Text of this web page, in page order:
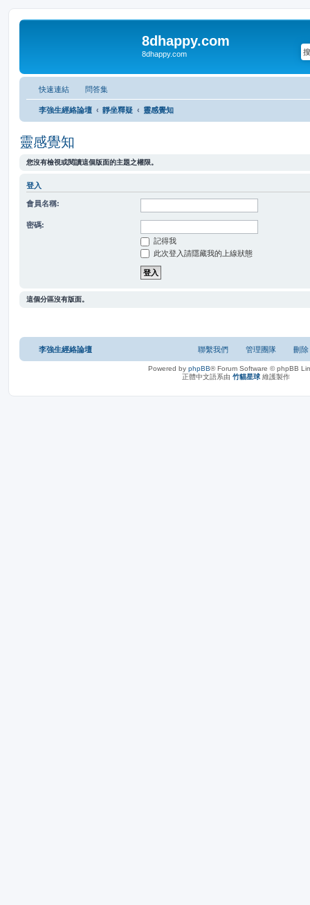
8dhappy.com
8dhappy.com
快速連結 問答集
李強生經絡論壇 靜坐釋疑 靈感覺知
靈感覺知
您沒有檢視或閱讀這個版面的主題之權限。
登入
會員名稱:
密碼:
記得我
此次登入請隱藏我的上線狀態
這個分區沒有版面。
李強生經絡論壇 刪
管理團隊
聯繫我們
Powered by phpBB® Forum Software © phpBB
正體中文語系由 竹貓星球維護製作